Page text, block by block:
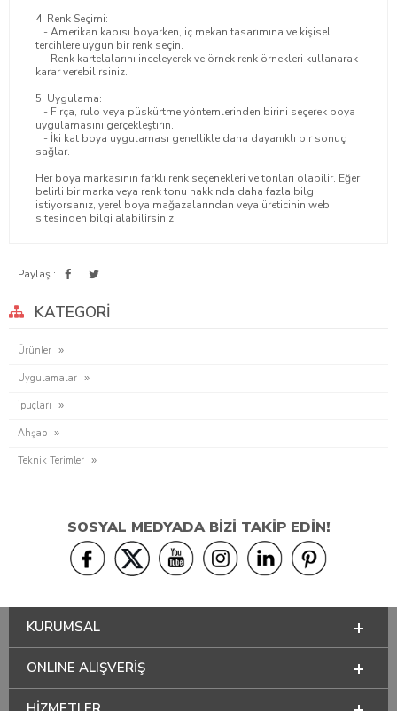
4. Renk Seçimi:
- Amerikan kapısı boyarken, iç mekan tasarımına ve kişisel
tercihlere uygun bir renk seçin.
- Renk kartelalarını inceleyerek ve örnek renk örnekleri kullanarak
karar verebilirsiniz.
5. Uygulama:
- Fırça, rulo veya püskürtme yöntemlerinden birini seçerek boya
uygulamasını gerçekleştirin.
- İki kat boya uygulaması genellikle daha dayanıklı bir sonuç
sağlar.
Her boya markasının farklı renk seçenekleri ve tonları olabilir. Eğer
belirli bir marka veya renk tonu hakkında daha fazla bilgi
istiyorsanız, yerel boya mağazalarından veya üreticinin web
sitesinden bilgi alabilirsiniz.
Paylaş :
KATEGORI
Ürünler
Uygulamalar
İpuçları
Ahşap
Teknik Terimler
SOSYAL MEDYADA BİZİ TAKİP EDİN!
KURUMSAL
ONLINE ALIŞVERİŞ